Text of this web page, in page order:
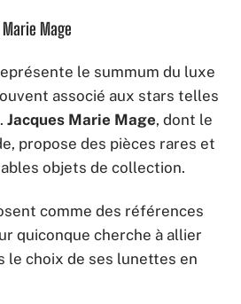
Mage
le summum du luxe
associé aux stars telles
Jacques Marie Mage, dont le
propose des pièces rares et
objets de collection.
comme des références
quiconque cherche à allier
le choix de ses lunettes en